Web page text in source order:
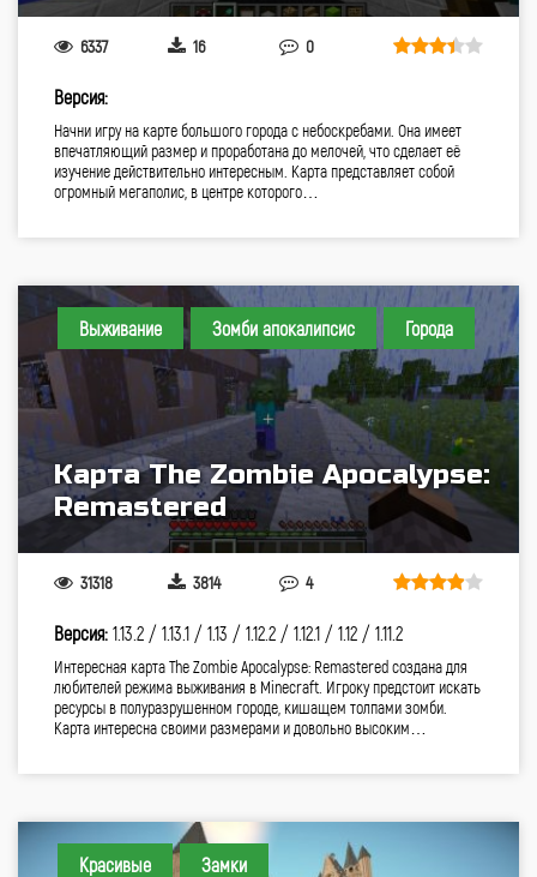
6337 16 0
Версия:
Начни игру на карте большого города с небоскребами. Она имеет
впечатляющий размер и проработана до мелочей, что сделает её
изучение действительно интересным. Карта представляет собой
огромный мегаполис, в центре которого…
Выживание Зомби апокалипсис Города
Карта The Zombie Apocalypse:
Remastered
31318 3814 4
Версия: 1.13.2 / 1.13.1 / 1.13 / 1.12.2 / 1.12.1 / 1.12 / 1.11.2
Интересная карта The Zombie Apocalypse: Remastered создана для
любителей режима выживания в Minecraft. Игроку предстоит искать
ресурсы в полуразрушенном городе, кишащем толпами зомби.
Карта интересна своими размерами и довольно высоким…
Красивые Замки